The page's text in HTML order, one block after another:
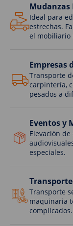
Mudanzas
Ideal para
estrechas.
el mobiliario
Empresas
Transporte
carpintería,
pesados a
Eventos y
Elevación
especiales.
Transporte
maquinaria
complicados.